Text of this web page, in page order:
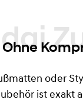
Zubehör
oder
ist exakt